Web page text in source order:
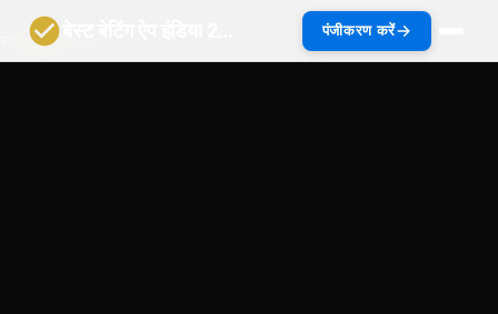
सामग्री पर जाएं
पंजीकरण करें